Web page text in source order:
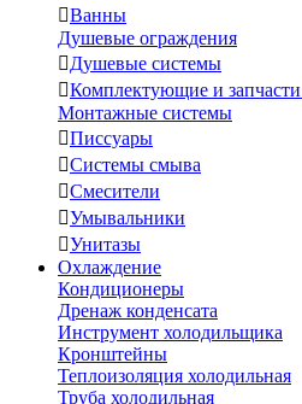
Ванны
Душевые ограждения
Душевые системы
Комплектующие и
Монтажные системы
Писсуары
Системы смыва
Смесители
Умывальники
Унитазы
Охлаждение
Кондиционеры
Дренаж конденсата
Инструмент холодильщика
Кронштейны
Теплоизоляция холодильная
Труба холодильная